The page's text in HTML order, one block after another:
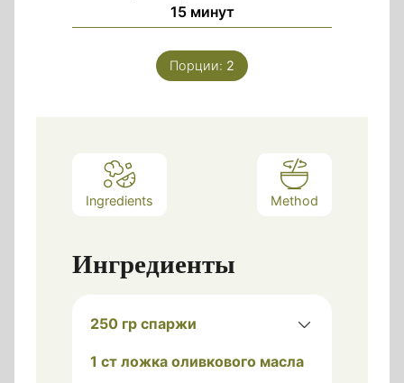
15минуты
минут
Порции: 2
Ingredients Method
Ингредиенты
250 гр спаржи
1 ст ложка оливкового масла